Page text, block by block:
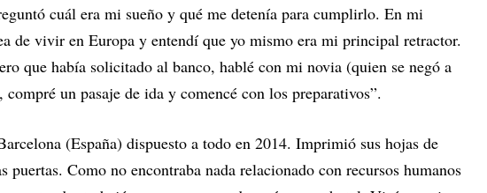
cuál era mi sueño y qué me detenía para cumplirlo. En mi
de vivir en Europa y entendí que yo mismo era mi principal retractor.
que había solicitado al banco, hablé con mi novia (quien se negó a
un pasaje de ida y comencé con los preparativos”.
(España) dispuesto a todo en 2014. Imprimió sus hojas de
puertas. Como no encontraba nada relacionado con recursos humanos